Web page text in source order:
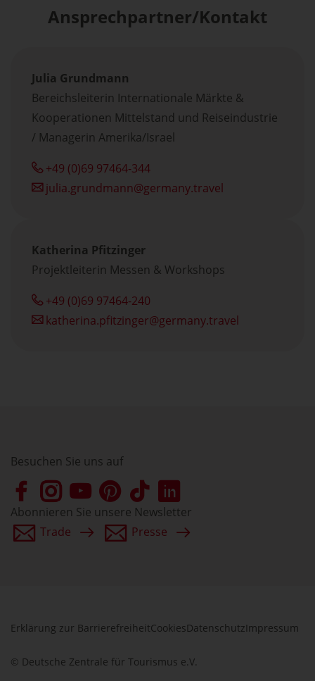
Ansprechpartner/Kontakt
Julia Grundmann
Bereichsleiterin Internationale Märkte &
Kooperationen Mittelstand und Reiseindustrie
/ Managerin Amerika/Israel
+49 (0)69 97464-344
julia.grundmann
germany.travel
Katherina Pfitzinger
Projektleiterin Messen & Workshops
+49 (0)69 97464-240
katherina.pfitzinger
germany.travel
Besuchen Sie uns auf
Abonnieren Sie unsere Newsletter
Trade
Presse
Erklärung zur BarrierefreiheitCookiesDatenschutz Impressum
© Deutsche Zentrale für Tourismus e.V.